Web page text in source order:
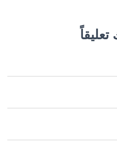
تعليقاً